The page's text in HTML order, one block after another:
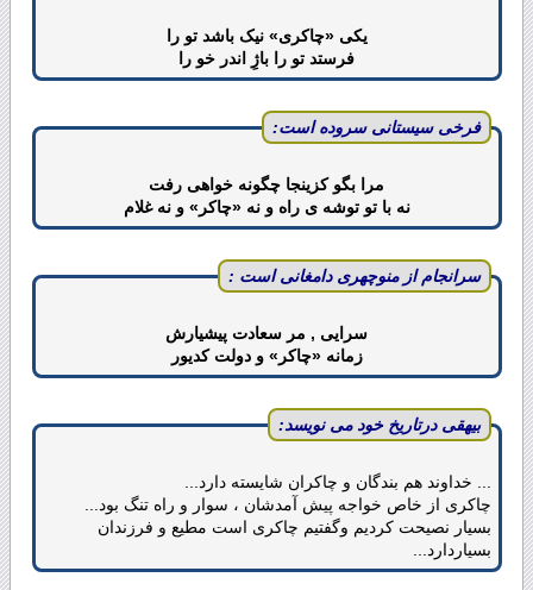
یکی «چاکری» نیک باشد تو را
فرستد تو را باژِ اندر خو را
فرخی سیستانی سروده است:
مرا بگو کزینجا چگونه خواهی رفت
نه با تو توشه ی راه و نه «چاکر» و نه غلام
سرانجام از منوچهری دامغانی است :
سرایی , مر سعادت پیشیارش
زمانه «چاکر» و دولت کدیور
بیهقی درتاریخ خود می نویسد:
... خداوند هم بندگان و چاکران شایسته دارد...
چاکری از خاص خواجه پیش آمدشان ، سوار و راه تنگ بود...
بسیار نصیحت کردیم وگفتیم چاکری است مطیع و فرزندان
بسیاردارد...